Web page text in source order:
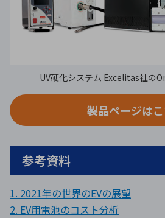
UV硬化システム Excelitas社の
製品ページは
参考資料
1. 2021年の世界のEVの展望
2. EV用電池のコスト分析